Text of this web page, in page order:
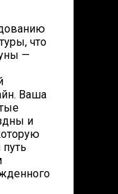
что
—
Ваша
и